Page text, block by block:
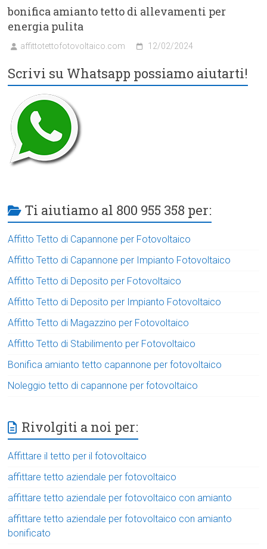
bonifica amianto tetto di allevamenti per
energia pulita
affittotettofotovoltaico.com 12/02/2024
Scrivi su Whatsapp possiamo aiutarti!
Ti aiutiamo al 800 955 358 per:
Affitto Tetto di Capannone per Fotovoltaico
Affitto Tetto di Capannone per Impianto Fotovoltaico
Affitto Tetto di Deposito per Fotovoltaico
Affitto Tetto di Deposito per Impianto Fotovoltaico
Affitto Tetto di Magazzino per Fotovoltaico
Affitto Tetto di Stabilimento per Fotovoltaico
Bonifica amianto tetto capannone per fotovoltaico
Noleggio tetto di capannone per fotovoltaico
Rivolgiti a noi per:
Affittare il tetto per il fotovoltaico
affittare tetto aziendale per fotovoltaico
affittare tetto aziendale per fotovoltaico con amianto
affittare tetto aziendale per fotovoltaico con amianto
bonificato